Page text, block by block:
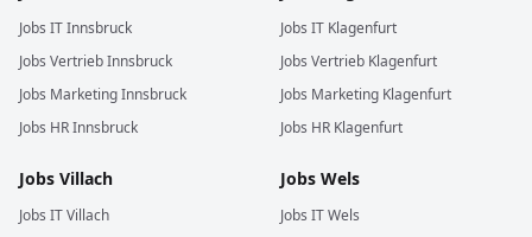
Jobs ITInnsbruck
Jobs VertriebInnsbruck
Jobs MarketingInnsbruck
Jobs HRInnsbruck
Jobs IT Klagenfurt
Jobs Vertrieb Klagenfurt
Jobs Marketing Klagenfurt
Jobs HR Klagenfurt
Jobs Villach
Jobs ITVillach
Jobs Wels
Jobs ITWels